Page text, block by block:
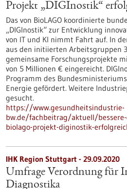
Projekt „DIGInostik“
Das von BioLAGO koordinierte
„DIGInostik“ zur Entwicklung
von IT und KI nimmt Fahrt auf. In
aus den initiierten Arbeitsgruppen
gemeinsame Forschungsprojekte
von 5 Millionen € eingereicht.
Programm des
Energie gefördert. Weitere
gesucht.
https://www.gesundheitsindustrie-
bw.de/fachbeitrag/aktuell/
biolago-projekt-diginostik-
IHK Region Stuttgart - 29.09.2020
Umfrage Verordnung für
Diagnostika